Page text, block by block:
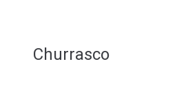
Churrasco